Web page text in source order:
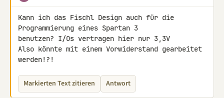
Kann ich das Fischl Design auch für die
Programmierung eines Spartan 3
benutzen? I/Os vertragen hier nur 3,3V
Also könnte mit einem Vorwiderstand gearbeitet
werden!?!
Markierten Text zitieren Antwort